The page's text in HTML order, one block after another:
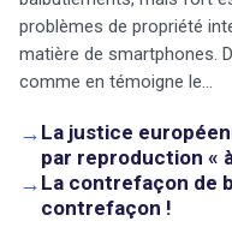
problèmes de propriété
matière de smartphones.
comme en témoigne le…
→ La justice
par reproduction «
→ La contrefaçon de
contrefaçon !